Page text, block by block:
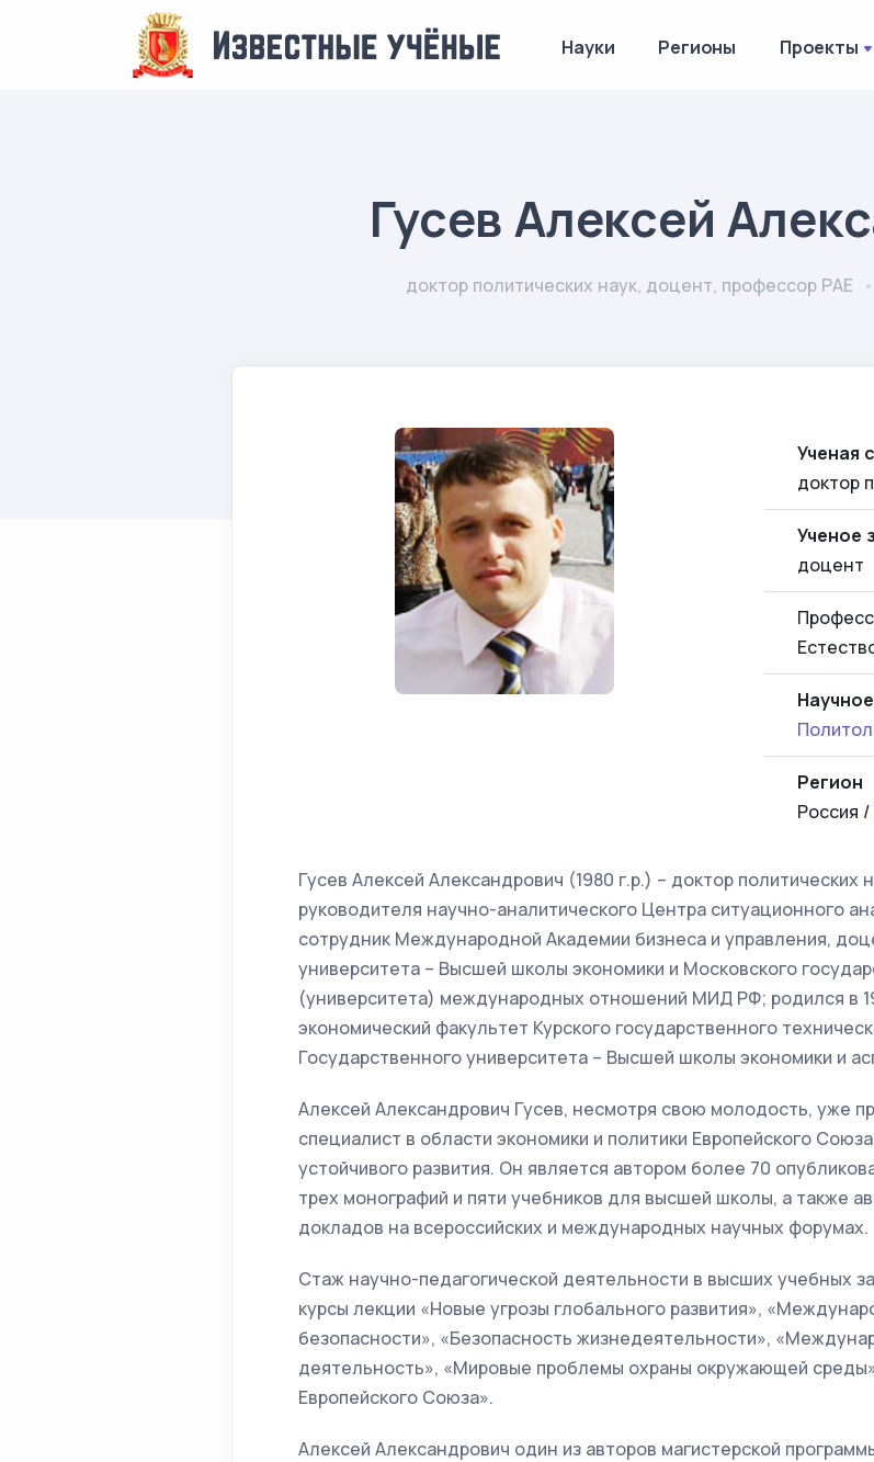
Науки Регионы Проекты
Гусев Алексей
доктор политических наук, доцент, профессор РАЕ
Ученая
доктор
Ученое
доцент
Регион
Россия /
Гусев Алексей Александрович (1980 г.р.) – доктор политических
руководителя научно-аналитического Центра ситуационного
сотрудник Международной Академии бизнеса и управления,
университета – Высшей школы экономики и Московского
(университета) международных отношений МИД РФ; родился в
экономический факультет Курского государственного
Государственного университета – Высшей школы экономики и
Алексей Александрович Гусев, несмотря свою молодость, уже
специалист в области экономики и политики Европейского
устойчивого развития. Он является автором более 70
трех монографий и пяти учебников для высшей школы, а также
докладов на всероссийских и международных научных форумах.
Стаж научно-педагогической деятельности в высших учебных
курсы лекции «Новые угрозы глобального развития»,
безопасности», «Безопасность жизнедеятельности»,
деятельность», «Мировые проблемы охраны окружающей
Европейского Союза».
Алексей Александрович один из авторов магистерской